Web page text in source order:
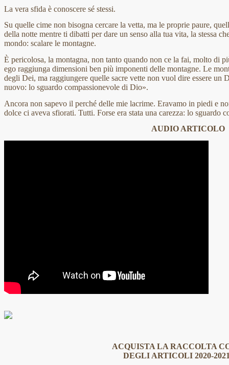
La vera sfida è conoscere sé stessi.
Su quelle cime non bisogna cercare la vetta, ma le proprie paure,
della notte mentre ti dibatti per dare un senso alla tua vita, la stessa
mondo: scalare le montagne.
È pericolosa, la montagna, non tanto quando non ce la fai, molto di
ego raggiunga dimensioni ben più imponenti delle montagne. Le
degli Dei, ma raggiungere quelle sacre vette non vuol dire essere un
nuovo: lo sguardo compassionevole di Dio».
Ancora non sapevo il perché delle mie lacrime. Eravamo in piedi e
dolce ci aveva sfiorati. Tutti. Forse era stata una carezza: lo sguardo
AUDIO ARTICOLO
ACQUISTA LA RACCOLTA
DEGLI ARTICOLI 2020-